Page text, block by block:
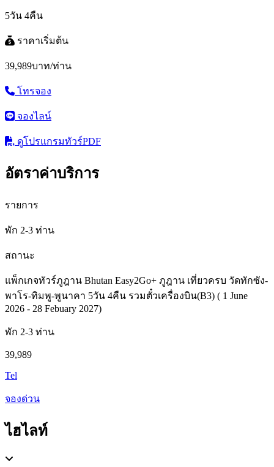
5วัน 4คืน
ราคาเริ่มต้น
39,989บาท/ท่าน
โทรจอง
จองไลน์
ดูโปรแกรมทัวร์PDF
อัตราค่าบริการ
รายการ
พัก 2-3 ท่าน
สถานะ
แพ็กเกจทัวร์ภูฎาน Bhutan Easy2Go+ ภูฎาน เที่ยวครบ วัดทักซัง-
พาโร-ทิมพู-พูนาคา 5วัน 4คืน รวมตั๋วเครื่องบิน(B3) ( 1 June
2026 - 28 Febuary 2027)
พัก 2-3 ท่าน
39,989
Tel
จองด่วน
ไฮไลท์